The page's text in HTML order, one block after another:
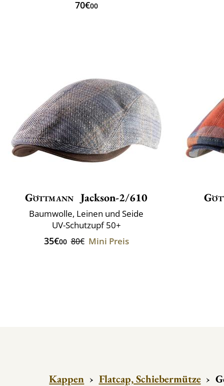
70€00
Göttmann Jackson-2/610
Baumwolle, Leinen und Seide
UV-Schutzupf 50+
35€00 80€ Mini Preis
Kappen › Flatcap, Schiebermütze ›